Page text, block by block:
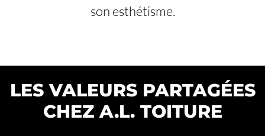
son esthétisme.
LES VALEURS PARTAGÉES
CHEZ A.L. TOITURE